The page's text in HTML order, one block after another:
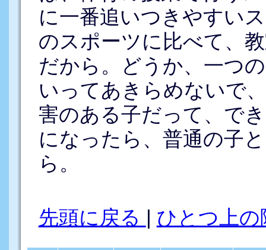
に一番追いつきやすい
のスポーツに比べて、
だから。どうか、一つ
いってあきらめないで
害のある子だって、で
になったら、普通の子
ら。
先頭に戻る ひとつ上の